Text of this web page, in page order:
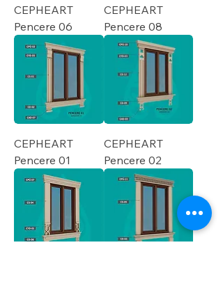
CEPHEART
Pencere 06
CEPHEART
Pencere 08
CEPHEART
Pencere 01
CEPHEART
Pencere 02